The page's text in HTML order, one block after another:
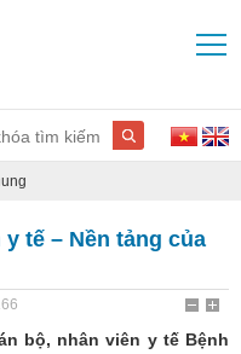
tế – Nền tảng của
bộ, nhân viên y tế Bệnh